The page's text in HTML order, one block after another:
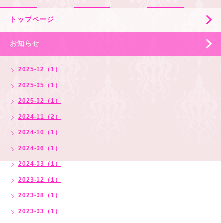
トップページ
お知らせ
2025-12（1）
2025-05（1）
2025-02（1）
2024-11（2）
2024-10（1）
2024-06（1）
2024-03（1）
2023-12（1）
2023-08（1）
2023-03（1）